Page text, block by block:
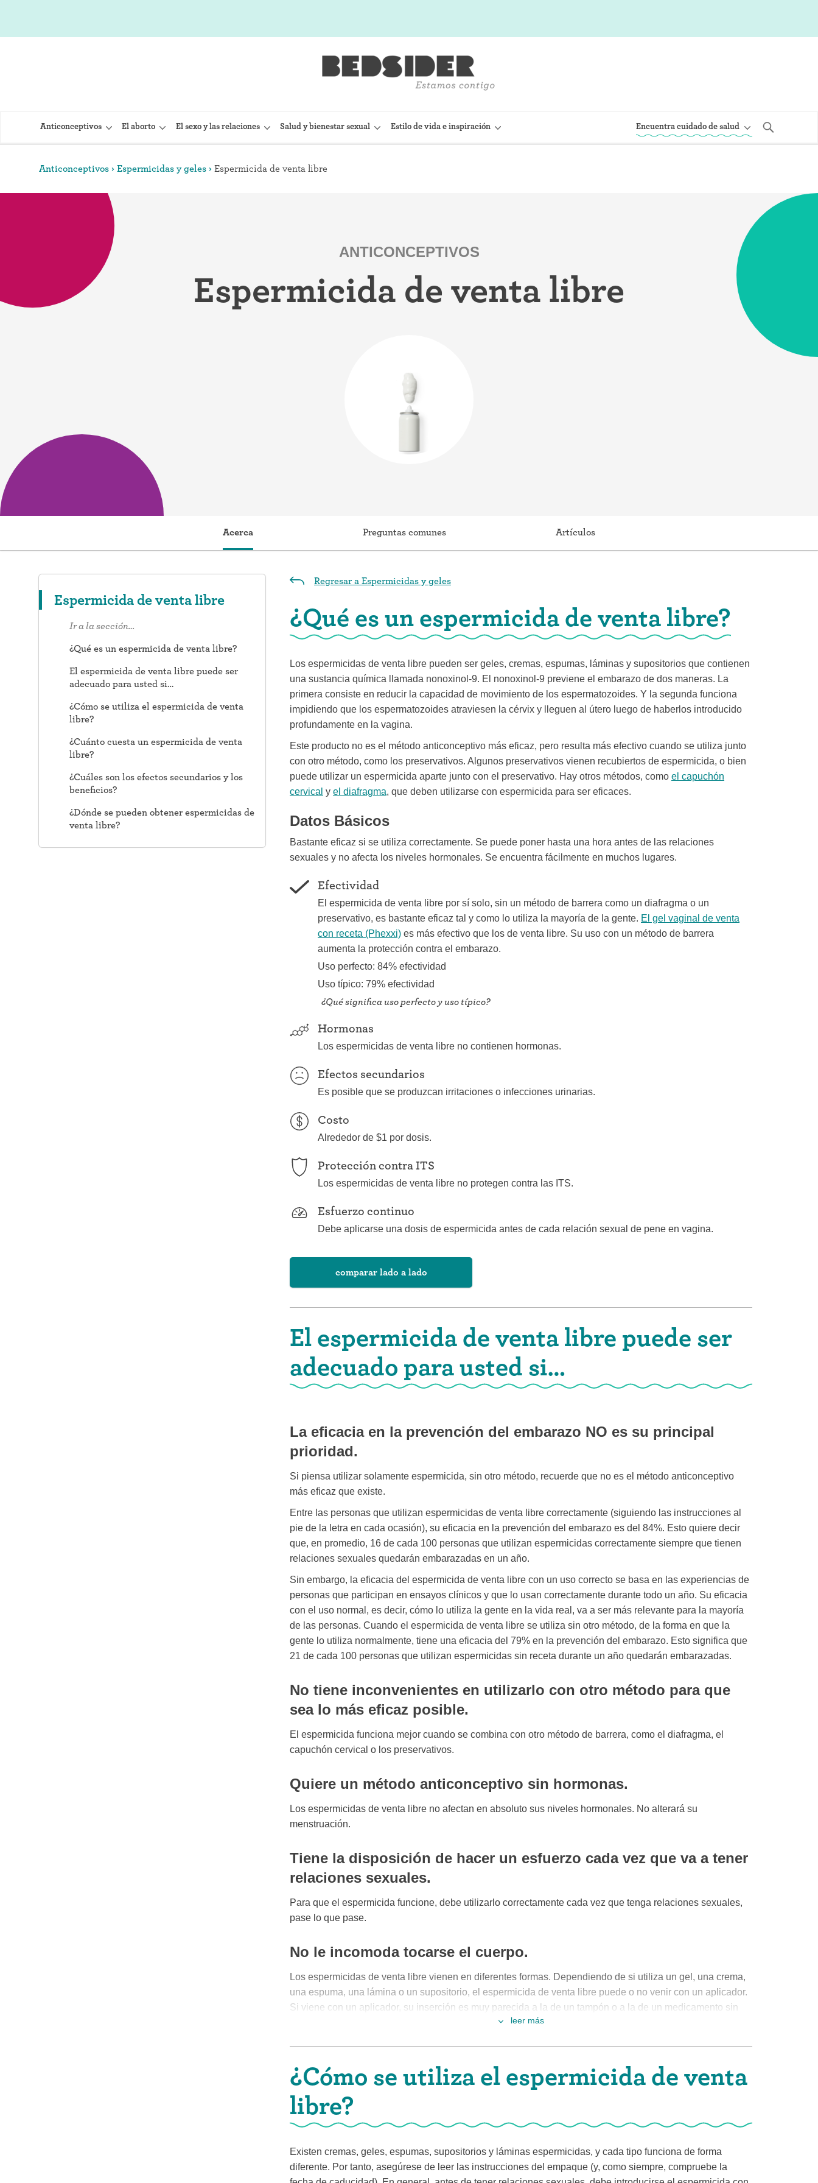
Anticonceptivos
Parche anticonceptivo
Coitus interruptus (Método del
retiro)
Anticonceptivos de emergencia
El aborto El sexo y las relaciones Salud y bienestar sexual Estilo de vida e inspiración Encuentra cuidado de salud
Anticonceptivos Espermicidas y geles Espermicida de venta libre
ANTICONCEPTIVOS
Espermicida de venta libre
Acerca Preguntas comunes Artículos
Regresar a Espermicidas y geles
Espermicida de venta libre
Ir a la sección…
¿Qué es un espermicida de venta libre?
El espermicida de venta libre puede ser
adecuado para usted si…
¿Cómo se utiliza el espermicida de venta
libre?
¿Cuánto cuesta un espermicida de venta
libre?
¿Cuáles son los efectos secundarios y los
beneficios?
¿Dónde se pueden obtener espermicidas de
venta libre?
¿Qué es un espermicida de venta libre?
Los espermicidas de venta libre pueden ser geles, cremas, espumas, láminas y supositorios que contienen
una sustancia química llamada nonoxinol-9. El nonoxinol-9 previene el embarazo de dos maneras. La
primera consiste en reducir la capacidad de movimiento de los espermatozoides. Y la segunda funciona
impidiendo que los espermatozoides atraviesen la cérvix y lleguen al útero luego de haberlos introducido
profundamente en la vagina.
Este producto no es el método anticonceptivo más eficaz, pero resulta más efectivo cuando se utiliza junto
con otro método, como los preservativos. Algunos preservativos vienen recubiertos de espermicida, o bien
puede utilizar un espermicida aparte junto con el preservativo. Hay otros métodos, como el capuchón
cervical y el diafragma, que deben utilizarse con espermicida para ser eficaces.
Datos Básicos
Bastante eficaz si se utiliza correctamente. Se puede poner hasta una hora antes de las relaciones
sexuales y no afecta los niveles hormonales. Se encuentra fácilmente en muchos lugares.
Efectividad
El espermicida de venta libre por sí solo, sin un método de barrera como un diafragma o un
preservativo, es bastante eficaz tal y como lo utiliza la mayoría de la gente. El gel vaginal de venta
con receta (Phexxi) es más efectivo que los de venta libre. Su uso con un método de barrera
aumenta la protección contra el embarazo.
Uso perfecto: 84% efectividad
Uso típico: 79% efectividad
¿Qué significa uso perfecto y uso típico?
Hormonas
Los espermicidas de venta libre no contienen hormonas.
Efectos secundarios
Es posible que se produzcan irritaciones o infecciones urinarias.
Costo
Alrededor de $1 por dosis.
Protección contra ITS
Los espermicidas de venta libre no protegen contra las ITS.
Esfuerzo continuo
Debe aplicarse una dosis de espermicida antes de cada relación sexual de pene en vagina.
comparar lado a lado
El espermicida de venta libre puede ser
adecuado para usted si…
La eficacia en la prevención del embarazo NO es su principal
prioridad.
Si piensa utilizar solamente espermicida, sin otro método, recuerde que no es el método anticonceptivo
más eficaz que existe.
Entre las personas que utilizan espermicidas de venta libre correctamente (siguiendo las instrucciones al
pie de la letra en cada ocasión), su eficacia en la prevención del embarazo es del 84%. Esto quiere decir
que, en promedio, 16 de cada 100 personas que utilizan espermicidas correctamente siempre que tienen
relaciones sexuales quedarán embarazadas en un año.
Sin embargo, la eficacia del espermicida de venta libre con un uso correcto se basa en las experiencias de
personas que participan en ensayos clínicos y que lo usan correctamente durante todo un año. Su eficacia
con el uso normal, es decir, cómo lo utiliza la gente en la vida real, va a ser más relevante para la mayoría
de las personas. Cuando el espermicida de venta libre se utiliza sin otro método, de la forma en que la
gente lo utiliza normalmente, tiene una eficacia del 79% en la prevención del embarazo. Esto significa que
21 de cada 100 personas que utilizan espermicidas sin receta durante un año quedarán embarazadas.
No tiene inconvenientes en utilizarlo con otro método para que
sea lo más eficaz posible.
El espermicida funciona mejor cuando se combina con otro método de barrera, como el diafragma, el
capuchón cervical o los preservativos.
Quiere un método anticonceptivo sin hormonas.
Los espermicidas de venta libre no afectan en absoluto sus niveles hormonales. No alterará su
menstruación.
Tiene la disposición de hacer un esfuerzo cada vez que va a tener
relaciones sexuales.
Para que el espermicida funcione, debe utilizarlo correctamente cada vez que tenga relaciones sexuales,
pase lo que pase.
No le incomoda tocarse el cuerpo.
Los espermicidas de venta libre vienen en diferentes formas. Dependiendo de si utiliza un gel, una crema,
una espuma, una lámina o un supositorio, el espermicida de venta libre puede o no venir con un aplicador.
Si viene con un aplicador, su inserción es muy parecida a la de un tampón o a la de un medicamento sin
receta para la candidiasis. Si no viene con aplicador, tendrá que introducirlo profundamente en la vagina
No busca protección frente a las ITS, o le parece bien combinar el
espermicida de venta libre con otro método.
(ITS). De hecho, el nonoxinol-9 puede causar irritación, especialmente si se utiliza varias veces al día. Esta
irritación puede afectar las células de la vagina y el cuello uterino que ayudan a combatir las infecciones, lo
que aumenta el riesgo de contraer una ITS.
leer más
¿Cómo se utiliza el espermicida de venta
libre?
Existen cremas, geles, espumas, supositorios y láminas espermicidas, y cada tipo funciona de forma
diferente. Por tanto, asegúrese de leer las instrucciones del empaque (y, como siempre, compruebe la